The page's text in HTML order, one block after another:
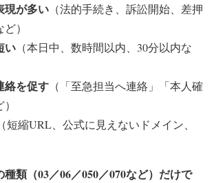
現が多い （法的手続き、訴訟開始、差押
）
い （本日中、数時間以内、30分以内な
絡を促す （「至急担当へ連絡」「本人確
（短縮URL、公式に見えないドメイン、
種類（03／06／050／070など）だけで